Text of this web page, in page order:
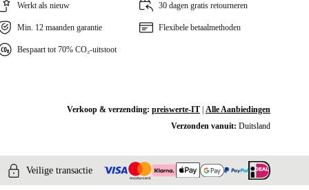
Werkt als nieuw 30 dagen gratis retourneren
Min. 12 maanden garantie Flexibele betaalmethoden
Bespaart tot 70% CO₂-uitstoot
Verkoop & verzending: preiswerte-IT| Alle Aanbiedingen
Verzonden vanuit: Duitsland
Veilige transactie